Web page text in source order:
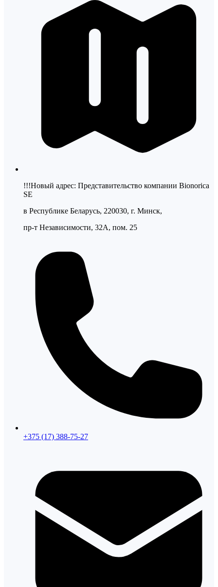
!!!Новый адрес: Представительство компании Bionorica
SE
в Республике Беларусь, 220030, г. Минск,
пр-т Независимости, 32А, пом. 25
+375 (17) 388-75-27